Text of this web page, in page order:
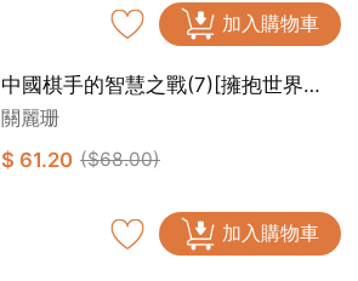
加入購物車
中國棋手的智慧之戰(7)[擁抱世界正
能量]
關麗珊
$ 61.20 ($68.00)
加入購物車